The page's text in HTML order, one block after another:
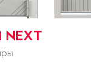
NEXT